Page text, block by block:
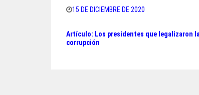
bo
ok
tt ts
A
pp
15 DE DICIEMBRE DE 2020
Navegación
Artículo: Los presidentes que legalizaron
corrupción